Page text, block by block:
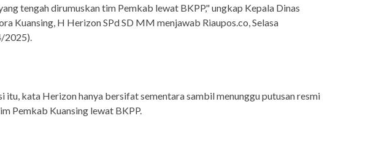
tengah dirumuskan tim Pemkab lewat BKPP," ungkap Kepala Dinas
Kuansing, H Herizon SPd SD MM menjawab Riaupos.co, Selasa
2025).
itu, kata Herizon hanya bersifat sementara sambil menunggu putusan resmi
Pemkab Kuansing lewat BKPP.